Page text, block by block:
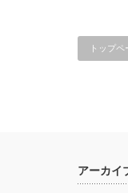
トップ
アーカイ